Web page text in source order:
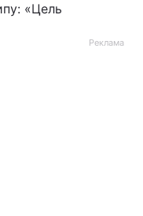
«Цель
Реклама